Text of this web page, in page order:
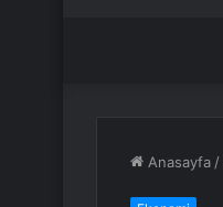
Anasayfa /